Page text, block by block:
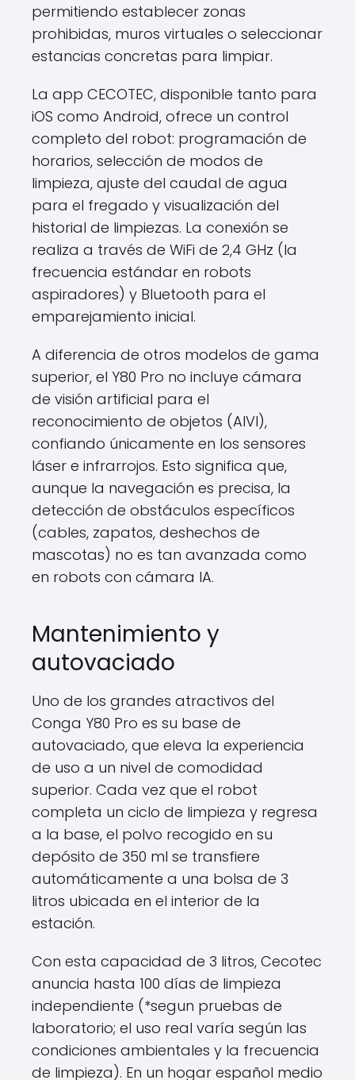
permitiendo establecer zonas
prohibidas, muros virtuales o seleccionar
estancias concretas para limpiar.
La app CECOTEC, disponible tanto para
iOS como Android, ofrece un control
completo del robot: programación de
horarios, selección de modos de
limpieza, ajuste del caudal de agua
para el fregado y visualización del
historial de limpiezas. La conexión se
realiza a través de WiFi de 2,4 GHz (la
frecuencia estándar en robots
aspiradores) y Bluetooth para el
emparejamiento inicial.
A diferencia de otros modelos de gama
superior, el Y80 Pro no incluye cámara
de visión artificial para el
reconocimiento de objetos (AIVI),
confiando únicamente en los sensores
láser e infrarrojos. Esto significa que,
aunque la navegación es precisa, la
detección de obstáculos específicos
(cables, zapatos, deshechos de
mascotas) no es tan avanzada como
en robots con cámara IA.
Mantenimiento y
autovaciado
Uno de los grandes atractivos del
Conga Y80 Pro es su base de
autovaciado, que eleva la experiencia
de uso a un nivel de comodidad
superior. Cada vez que el robot
completa un ciclo de limpieza y regresa
a la base, el polvo recogido en su
depósito de 350 ml se transfiere
automáticamente a una bolsa de 3
litros ubicada en el interior de la
estación.
Con esta capacidad de 3 litros, Cecotec
anuncia hasta 100 días de limpieza
independiente (*segun pruebas de
laboratorio; el uso real varía según las
condiciones ambientales y la frecuencia
de limpieza). En un hogar español medio